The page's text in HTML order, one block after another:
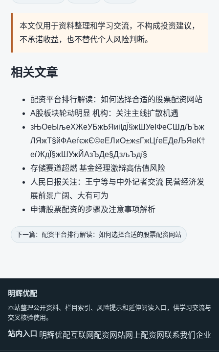
本文仅用于资料整理和学习交流，不构成投资建议，
不承诺收益，也不替代个人风险判断。
相关文章
配资平台排行解读：如何选择合适的股票配资网站
A股板块轮动明显 机构：关注主线扩散机遇
зЊОеЫљеХЖеУБжЬЯиіІдЇ§жШУеІФеСШдЉЪж
ЛЯжТ§йФАеѓєжЄ©еЕЛиО±ж≤ГжЦѓеЕДеЉЯеК†
еѓЖдЇ§жШУжЙАзЪДе§ДзљЪдї§
存储赛道超燃 基金经理激辩高估值风险
人民日报关注：王宁等与中外记者交流 民营经济发
展前景广阔、大有可为
申请股票配资的步骤及注意事项解析
下一篇：配资平台排行解读：如何选择合适的股票配资网站
明辉优配
本站整理公开资料、栏目索引、风险提示和延伸阅读入口，供学习交流与
交叉核验使用。
站内入口 明辉优配互联网配资网站网上配资网联系我们 企业